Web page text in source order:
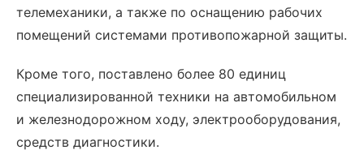
телемеханики, а также по оснащению рабочих
помещений системами противопожарной защиты.
Кроме того, поставлено более 80 единиц
специализированной техники на автомобильном
и железнодорожном ходу, электрооборудования,
средств диагностики.